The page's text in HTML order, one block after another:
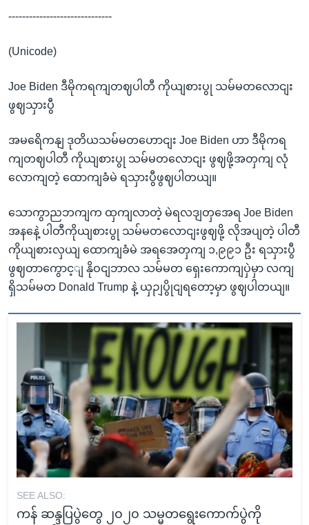
------------------------------
(Unicode)
Joe Biden ဒီမိုကရကျတဈပါတီ ကိုယျစားပွု သမ်မတလောငျး
ဖွဈသှားပွီ
အမရေိကနျ ဒုတိယသမ်မတဟောငျး Joe Biden ဟာ ဒီမိုကရ
ကျတဈပါတီ ကိုယျစားပွု သမ်မတလောငျး ဖွဈဖို့အတှကျ လုံ
လောကျတဲ့ ထောကျခံမဲ ရသှားပွီဖွဈပါတယျ။
သောကွာညဘကျက ထှကျလာတဲ့ မဲရလဒျတှအေရ Joe Biden
အနနေဲ့ ပါတီကိုယျစားပွု သမ်မတလောငျးဖွဈဖို့ လိုအပျတဲ့ ပါတီ
ကိုယျစားလှယျ ထောကျခံမဲ အရအေတှကျ ၁,၉၉၁ ဦး ရသှားပွီ
ဖွဈတာကွောင့ျ နိုဝငျဘာလ သမ်မတ ရှေးကောကျပှဲမှာ လကျ
ရှိသမ်မတ Donald Trump နဲ့ ယှဉျပွိုငျရတော့မှာ ဖွဈပါတယျ။
SEE ALSO:
ကန် ဆန္ဒပြပွဲတွေ ၂၀၂၀ သမ္မတရွေးကောက်ပွဲကို